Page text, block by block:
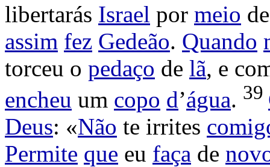
libertarás Israel por meio
assim fez Gedeão. Quando
torceu o pedaço de lã, e
encheu um copo d’água. 39
Deus: «Não te irrites
Permite que eu faça de